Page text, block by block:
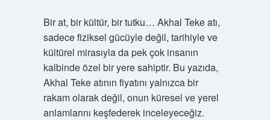
Bir at, bir kültür, bir tutku… Akhal Teke atı,
sadece fiziksel gücüyle değil, tarihiyle ve
kültürel mirasıyla da pek çok insanın
kalbinde özel bir yere sahiptir. Bu yazıda,
Akhal Teke atının fiyatını yalnızca bir
rakam olarak değil, onun küresel ve yerel
anlamlarını keşfederek inceleyeceğiz.